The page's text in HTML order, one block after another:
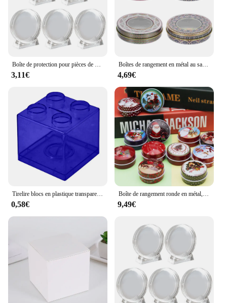
Boîte de protection pour pièces de monnaie en acrylique, vitrine ronde transparente, médaille commémorative, 4cm, 5 pièces
3,11€
Boîtes de rangement en métal au safran, nombreuses boîtes en fer, craquelins de Noël, décoration compacte, pots scellés pour la maison, petit cadeau, 18 boîtes, 4 pièces
4,69€
0,58€ 9,49€